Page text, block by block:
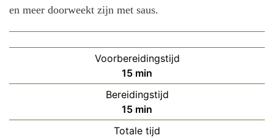
en meer doorweekt zijn met saus.
Voorbereidingstijd
15minuten
min
Bereidingstijd
15minuten
min
Totale tijd